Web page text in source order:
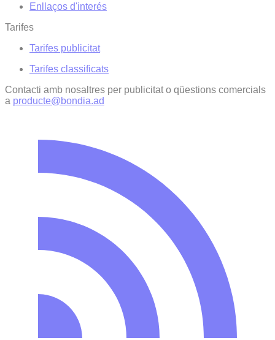
Enllaços d'interés
Tarifes
Tarifes publicitat
Tarifes classificats
Contacti amb nosaltres per publicitat o qüestions comercials
a producte@bondia.ad